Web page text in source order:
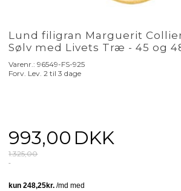
Lund filigran Marguerit
Sølv med Livets Træ - 45 og
Varenr.:96549-FS-925
Forv. Lev. 2 til 3 dage
993,00 DKK
1.325,00